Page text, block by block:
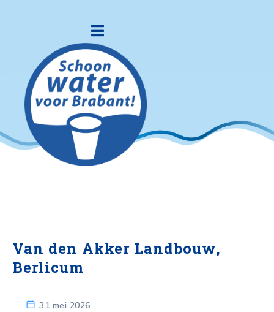
Van den Akker Landbouw,
Berlicum
31 mei 2026